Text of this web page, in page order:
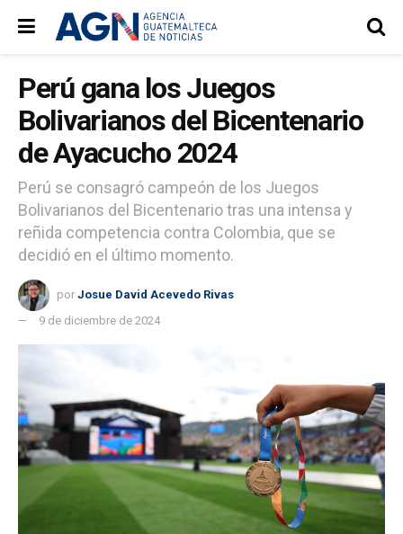
Perú gana los Juegos
Bolivarianos del Bicentenario
de Ayacucho 2024
Perú se consagró campeón de los Juegos
Bolivarianos del Bicentenario tras una intensa y
reñida competencia contra Colombia, que se
decidió en el último momento.
por Josue David Acevedo Rivas
9 de diciembre de 2024